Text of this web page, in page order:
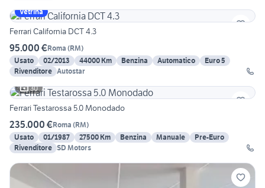
Vetrina
Ferrari California DCT 4.3
95.000 €Roma (RM)
Usato
02/2013 44000 Km Benzina Automatico
Euro 5
Rivenditore Autostar
30
Ferrari Testarossa 5.0 Monodado
235.000 €Roma (RM)
Usato
01/1987 27500 Km Benzina Manuale
Pre-Euro
Rivenditore SD Motors